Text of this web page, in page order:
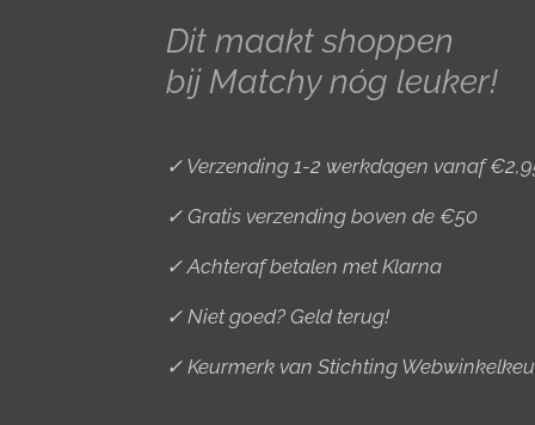
r
a
m
o
k
s
t
Dit maakt shoppen
bij Matchy nóg leuker!
✓ Verzending 1-2 werkdagen vanaf
✓ Gratis verzending boven de €50
✓ Achteraf betalen met Klarna
✓ Niet goed? Geld terug!
✓ Keurmerk van Stichting